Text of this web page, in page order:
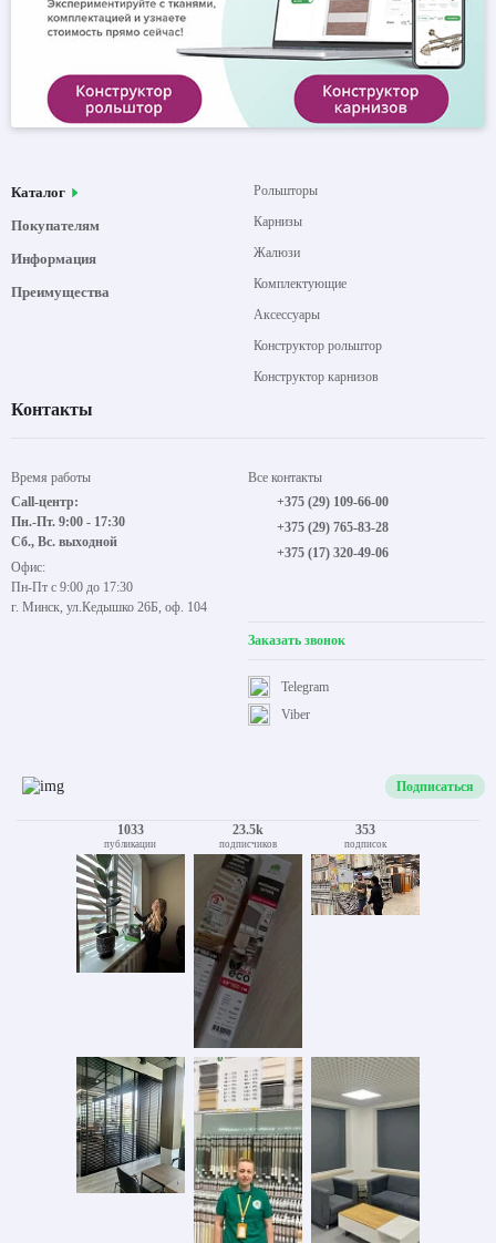
Каталог
Покупателям
Информация
Преимущества
Рольшторы
Карнизы
Жалюзи
Комплектующие
Аксессуары
Конструктор рольштор
Конструктор карнизов
Контакты
Время работы
Call-центр:
Пн.-Пт. 9:00 - 17:30
Сб., Вс. выходной
Офис:
Пн-Пт с 9:00 до 17:30
г. Минск, ул.Кедышко 26Б, оф. 104
Все контакты
+375 (29) 109-66-00
+375 (29) 765-83-28
+375 (17) 320-49-06
Заказать звонок
Viber
Telegram
Подписаться
1033
публикации
23.5k
подписчиков
353
подписок